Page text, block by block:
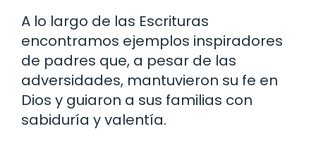
A lo largo de las Escrituras
encontramos ejemplos inspiradores
de padres que, a pesar de las
adversidades, mantuvieron su fe en
Dios y guiaron a sus familias con
sabiduría y valentía.